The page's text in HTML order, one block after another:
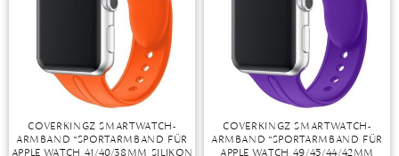
COVERKINGZ SMARTWATCH-
ARMBAND “SPORTARMBAND FÜR
APPLE WATCH 41/40/38MM SILIKON
COVERKINGZ SMARTWATCH-
ARMBAND “SPORTARMBAND FÜR
APPLE WATCH 49/45/44/42MM